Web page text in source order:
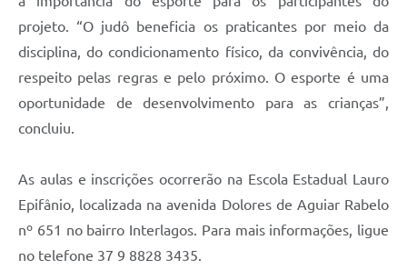
projeto. “O judô beneficia os praticantes por meio da
disciplina, do condicionamento físico, da convivência, do
respeito pelas regras e pelo próximo. O esporte é uma
oportunidade de desenvolvimento para as crianças”,
concluiu.
As aulas e inscrições ocorrerão na Escola Estadual Lauro
Epifânio, localizada na avenida Dolores de Aguiar Rabelo
nº 651 no bairro Interlagos. Para mais informações, ligue
no telefone 37 9 8828 3435.